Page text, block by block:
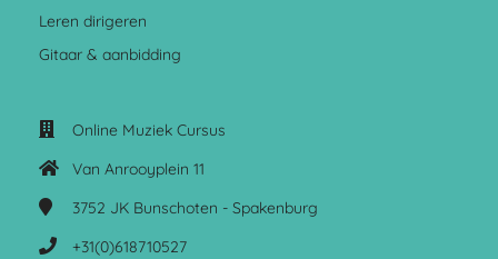
Leren dirigeren
Gitaar & aanbidding
Online Muziek Cursus
Van Anrooyplein 11
3752 JK Bunschoten - Spakenburg
+31(0)618710527